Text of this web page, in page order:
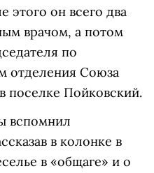
этого он всего два
врачом, а потом
по
отделения Союза
поселке Пойковский.
вспомнил
в колонке в
в «общаге» и о